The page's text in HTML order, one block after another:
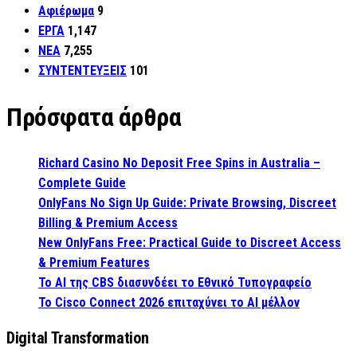
Αφιέρωμα 9
ΕΡΓΑ 1,147
ΝΕΑ 7,255
ΣΥΝΤΕΝΤΕΥΞΕΙΣ 101
Πρόσφατα άρθρα
Richard Casino No Deposit Free Spins in Australia –
Complete Guide
OnlyFans No Sign Up Guide: Private Browsing, Discreet
Billing & Premium Access
New OnlyFans Free: Practical Guide to Discreet Access
& Premium Features
Το AI της CBS διασυνδέει το Εθνικό Τυπογραφείο
Το Cisco Connect 2026 επιταχύνει το AI μέλλον
Digital Transformation